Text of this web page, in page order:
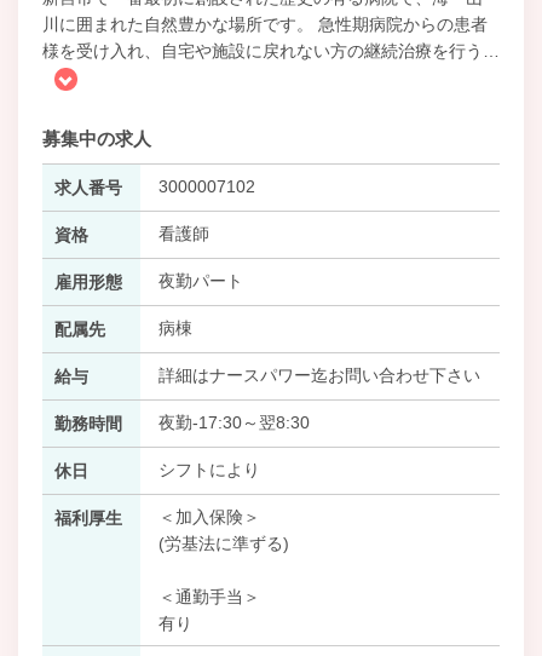
川に囲まれた自然豊かな場所です。 急性期病院からの患者
様を受け入れ、自宅や施設に戻れない方の継続治療を行う
募集中の求人
求人番号 3000007102
資格 看護師
雇用形態 夜勤パート
配属先 病棟
給与 詳細はナースパワー迄お問い合わせ下さい
勤務時間 夜勤-17:30～翌8:30
休日 シフトにより
福利厚生
＜加入保険＞
(労基法に準ずる)
＜通勤手当＞
有り